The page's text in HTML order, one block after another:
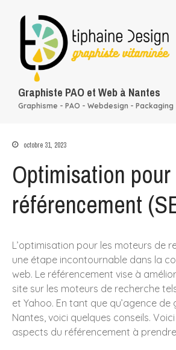
Mes
Rapport
Blog
Contact
Rapport
AMPP
Graphiste PAO et Web à Nantes
Graphisme - PAO - Webdesign - Packaging
octobre 31, 2023
Optimisation pour
référencement
L’optimisation pour les moteurs de
une étape incontournable dans la
web. Le référencement vise à
site sur les moteurs de recherche
et Yahoo. En tant que qu’agence de
Nantes, voici quelques conseils.
aspects du référencement à